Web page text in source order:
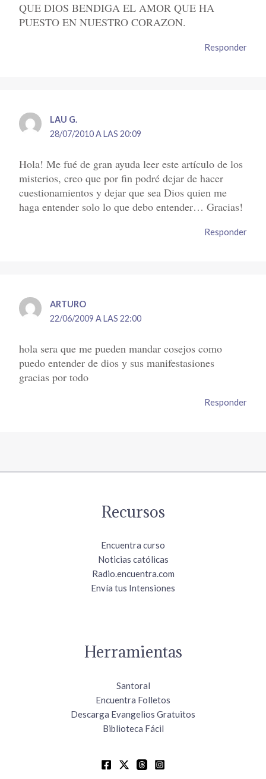
QUE DIOS BENDIGA EL AMOR QUE HA
PUESTO EN NUESTRO CORAZON.
Responder
LAU G.
28/07/2010 A LAS 20:09
Hola! Me fué de gran ayuda leer este artículo de los
misterios, creo que por fin podré dejar de hacer
cuestionamientos y dejar que sea Dios quien me
haga entender solo lo que debo entender… Gracias!
Responder
ARTURO
22/06/2009 A LAS 22:00
hola sera que me pueden mandar cosejos como
puedo entender de dios y sus manifestasiones
gracias por todo
Responder
Recursos
Encuentra curso
Noticias católicas
Radio.encuentra.com
Envía tus Intensiones
Herramientas
Santoral
Encuentra Folletos
Descarga Evangelios Gratuitos
Biblioteca Fácil